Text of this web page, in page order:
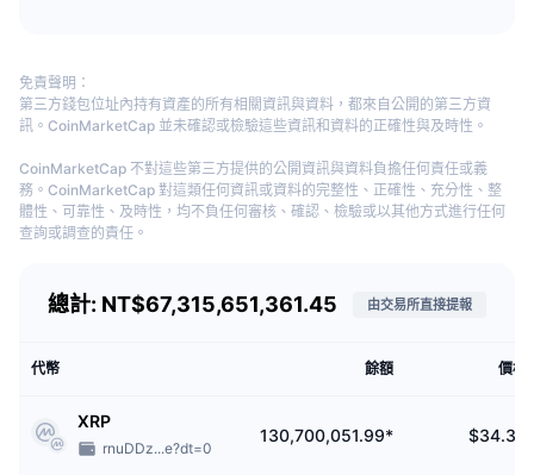
行事曆
活動行事曆
限制使用 Bitstamp 的國家
Bitstamp 遵守所有美國、歐盟與新加坡實施的各種制裁與限制。
Bitstamp 支援哪些幣種？
Bitstamp 支援 78 種加密貨幣，包括BTC 、ETH 、LTC、XRP、USDT、
USDC。
1,000 美元以下者，手續費為 0.00%。交易量在 10,000 美元以下者，掛單-吃
該交易所對質押收取 15% 佣金，無其他任何費用。入金與出金費用如下：簽帳
金融卡與信用卡（5% 服務費)、SEPA (入金免費，出金費用 3 歐元)、ACH (入
總計: NT$67,315,651,361.45 由交易所直接提報
代幣 餘額 價格
XRP
rnuDDz...e?dt=0
130,700,051.99* $34.32
免責聲明：
第三方錢包位址內持有資產的所有相關資訊與資料，都來自公開的第三方資
訊。CoinMarketCap 並未確認或檢驗這些資訊和資料的正確性與及時性。
CoinMarketCap 不對這些第三方提供的公開資訊與資料負擔任何責任或義
務。CoinMarketCap 對這類任何資訊或資料的完整性、正確性、充分性、整
體性、可靠性、及時性，均不負任何審核、確認、檢驗或以其他方式進行任何
查詢或調查的責任。